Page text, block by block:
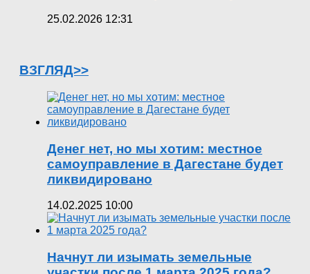
25.02.2026 12:31
ВЗГЛЯД>>
Денег нет, но мы хотим: местное
самоуправление в Дагестане будет
ликвидировано
14.02.2025 10:00
Начнут ли изымать земельные